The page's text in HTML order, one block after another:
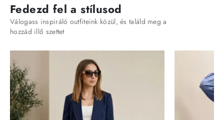
Fedezd fel a stílusod
Válogass inspiráló outfiteink közül, és találd meg a
hozzád illő szettet